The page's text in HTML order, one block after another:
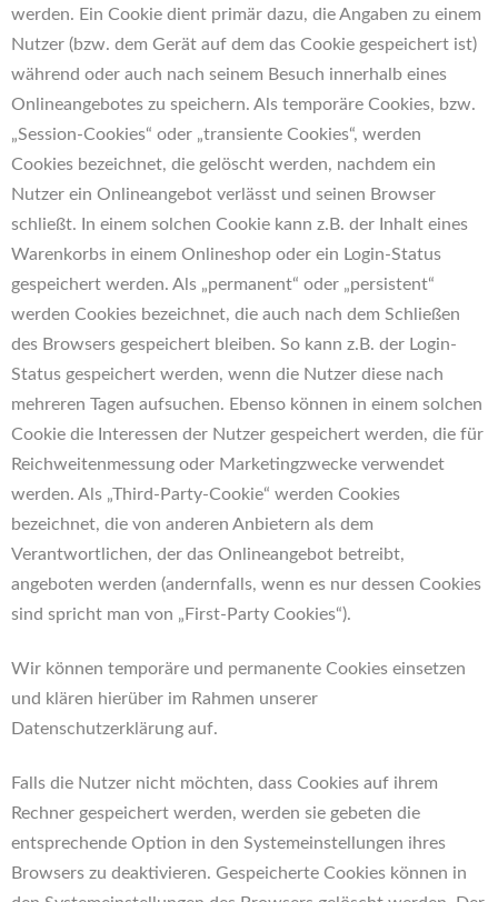
werden. Ein Cookie dient primär dazu, die Angaben zu einem
Nutzer (bzw. dem Gerät auf dem das Cookie gespeichert ist)
während oder auch nach seinem Besuch innerhalb eines
Onlineangebotes zu speichern. Als temporäre Cookies, bzw.
„Session-Cookies“ oder „transiente Cookies“, werden
Cookies bezeichnet, die gelöscht werden, nachdem ein
Nutzer ein Onlineangebot verlässt und seinen Browser
schließt. In einem solchen Cookie kann z.B. der Inhalt eines
Warenkorbs in einem Onlineshop oder ein Login-Status
gespeichert werden. Als „permanent“ oder „persistent“
werden Cookies bezeichnet, die auch nach dem Schließen
des Browsers gespeichert bleiben. So kann z.B. der Login-
Status gespeichert werden, wenn die Nutzer diese nach
mehreren Tagen aufsuchen. Ebenso können in einem solchen
Cookie die Interessen der Nutzer gespeichert werden, die für
Reichweitenmessung oder Marketingzwecke verwendet
werden. Als „Third-Party-Cookie“ werden Cookies
bezeichnet, die von anderen Anbietern als dem
Verantwortlichen, der das Onlineangebot betreibt,
angeboten werden (andernfalls, wenn es nur dessen Cookies
sind spricht man von „First-Party Cookies“).
Wir können temporäre und permanente Cookies einsetzen
und klären hierüber im Rahmen unserer
Datenschutzerklärung auf.
Falls die Nutzer nicht möchten, dass Cookies auf ihrem
Rechner gespeichert werden, werden sie gebeten die
entsprechende Option in den Systemeinstellungen ihres
Browsers zu deaktivieren. Gespeicherte Cookies können in